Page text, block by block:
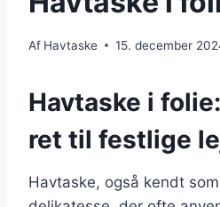
Af Havtaske 15. december
Havtaske i
ret til festlige
Havtaske, også kendt